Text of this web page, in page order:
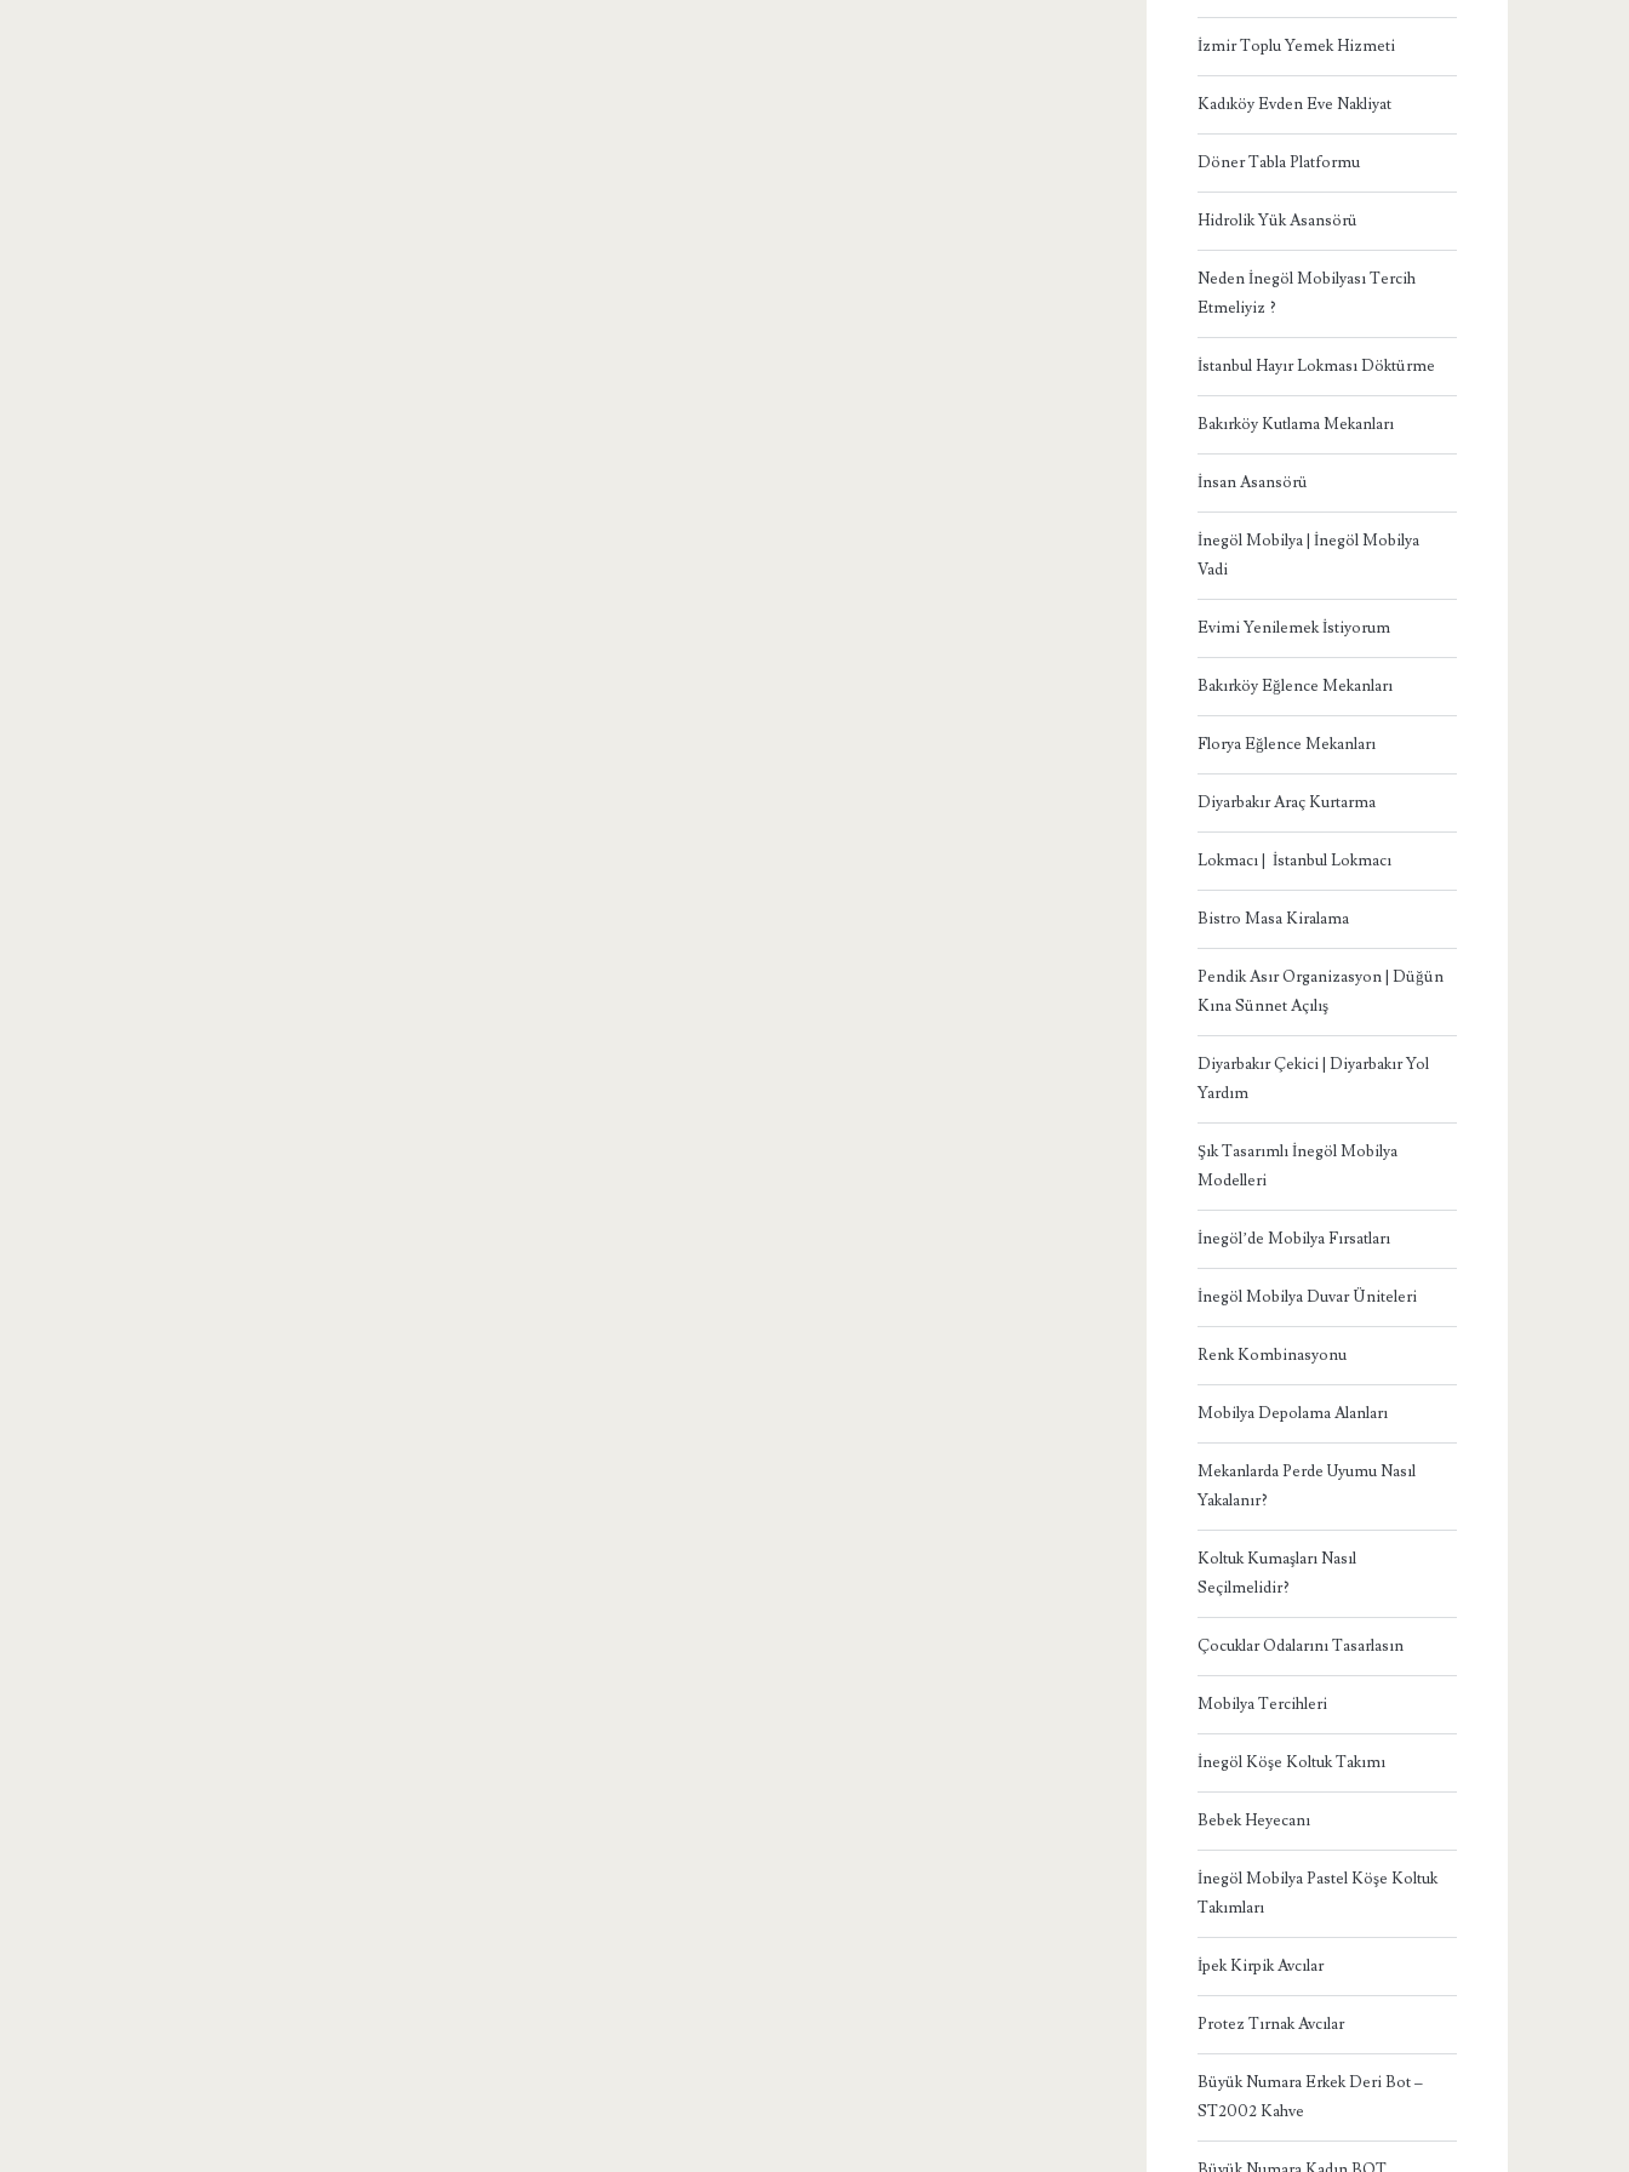
İzmir Toplu Yemek Hizmeti
Kadıköy Evden Eve Nakliyat
Döner Tabla Platformu
Hidrolik Yük Asansörü
Neden İnegöl Mobilyası Tercih
Etmeliyiz ?
İstanbul Hayır Lokması Döktürme
Bakırköy Kutlama Mekanları
İnsan Asansörü
İnegöl Mobilya | İnegöl Mobilya
Vadi
Evimi Yenilemek İstiyorum
Bakırköy Eğlence Mekanları
Florya Eğlence Mekanları
Diyarbakır Araç Kurtarma
Lokmacı | İstanbul Lokmacı
Bistro Masa Kiralama
Pendik Asır Organizasyon | Düğün
Kına Sünnet Açılış
Diyarbakır Çekici | Diyarbakır Yol
Yardım
Şık Tasarımlı İnegöl Mobilya
Modelleri
İnegöl’de Mobilya Fırsatları
İnegöl Mobilya Duvar Üniteleri
Renk Kombinasyonu
Mobilya Depolama Alanları
Mekanlarda Perde Uyumu Nasıl
Yakalanır?
Koltuk Kumaşları Nasıl
Seçilmelidir?
Çocuklar Odalarını Tasarlasın
Mobilya Tercihleri
İnegöl Köşe Koltuk Takımı
Bebek Heyecanı
İnegöl Mobilya Pastel Köşe Koltuk
Takımları
İpek Kirpik Avcılar
Protez Tırnak Avcılar
Büyük Numara Erkek Deri Bot –
ST2002 Kahve